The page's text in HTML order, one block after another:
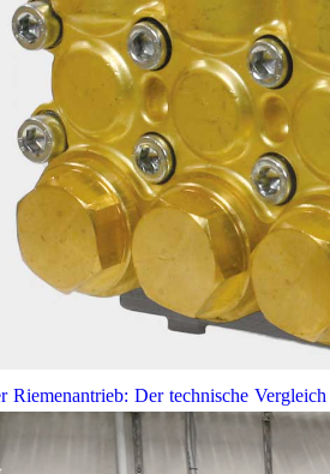
Riemenantrieb: Der technische